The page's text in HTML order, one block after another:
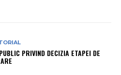
PRIVIND DECIZIA ETAPEI DE